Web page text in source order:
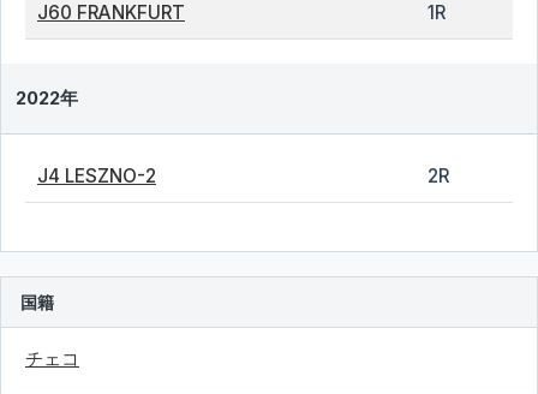
J60 FRANKFURT 1R
2022年
J4 LESZNO-2 2R
国籍
チェコ